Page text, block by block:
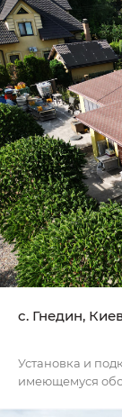
c. Гнедин,
Установка и
имеющемуся